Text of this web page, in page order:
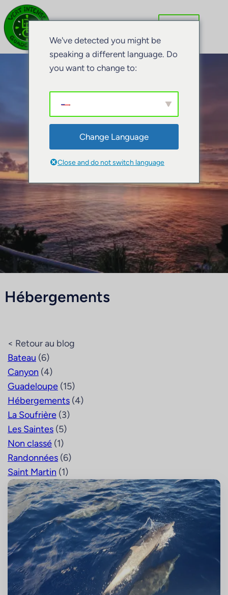
Aller
au
contenu
Hébergements
< Retour au blog
Bateau (6)
Canyon (4)
Guadeloupe (15)
Hébergements (4)
La Soufrière (3)
Les Saintes (5)
Non classé (1)
Randonnées (6)
Saint Martin (1)
We've detected you might be
speaking a different language. Do
you want to change to:
Change Language
Close and do not switch language